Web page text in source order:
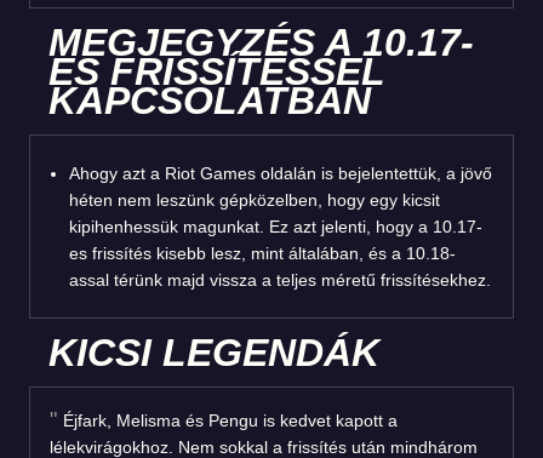
MEGJEGYZÉS A 10.17-
ES FRISSÍTÉSSEL
KAPCSOLATBAN
Ahogy azt a Riot Games oldalán is bejelentettük, a jövő
héten nem leszünk gépközelben, hogy egy kicsit
kipihenhessük magunkat. Ez azt jelenti, hogy a 10.17-
es frissítés kisebb lesz, mint általában, és a 10.18-
assal térünk majd vissza a teljes méretű frissítésekhez.
KICSI LEGENDÁK
Éjfark, Melisma és Pengu is kedvet kapott a
lélekvirágokhoz. Nem sokkal a frissítés után mindhárom